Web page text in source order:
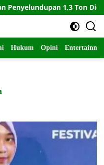
1,3 Ton Diduga
Hukum Opini